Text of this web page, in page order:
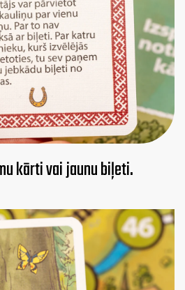
kārti vai jaunu biļeti.